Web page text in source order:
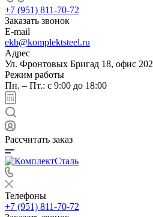
+7 (951) 811-70-72
Заказать звонок
E-mail
ekb@komplektsteel.ru
Адрес
Ул. Фронтовых Бригад 18, офис 202
Режим работы
Пн. – Пт.: с 9:00 до 18:00
Рассчитать заказ
Телефоны
+7 (951) 811-70-72